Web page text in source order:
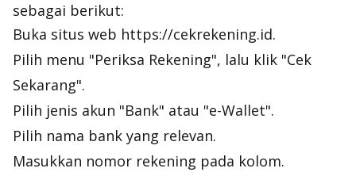
sebagai berikut:
Buka situs web https://cekrekening.id.
Pilih menu "Periksa Rekening", lalu klik "Cek
Sekarang".
Pilih jenis akun "Bank" atau "e-Wallet".
Pilih nama bank yang relevan.
Masukkan nomor rekening pada kolom.